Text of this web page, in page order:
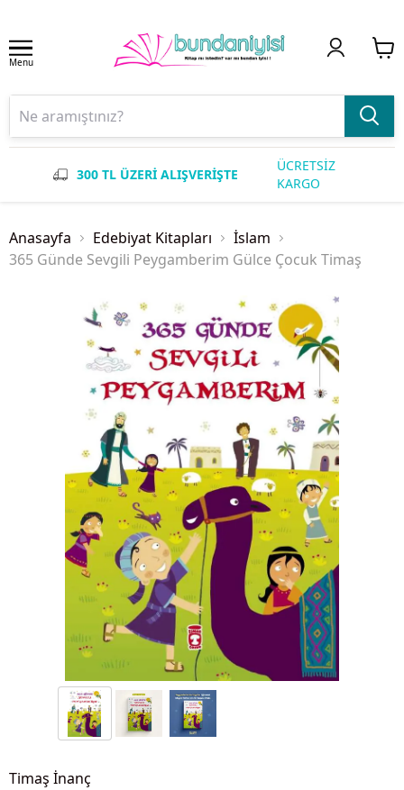
Menu
300 TL ÜZERİ ALIŞVERİŞTE
ÜCRETSİZ
KARGO
Anasayfa Edebiyat Kitapları
İslam
365 Günde Sevgili Peygamberim Gülce Çocuk Timaş
Timaş İnanç